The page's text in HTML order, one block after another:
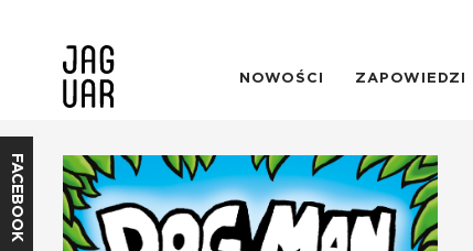
NOWOŚCI ZAPOWIEDZI
FACEBOOK